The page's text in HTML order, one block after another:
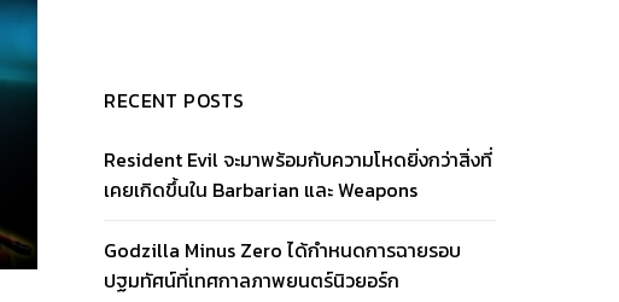
RECENT POSTS
Resident Evil จะมาพร้อมกับความโหดยิ่งกว่าสิ่งที่
เคยเกิดขึ้นใน Barbarian และ Weapons
Godzilla Minus Zero ได้กำหนดการฉายรอบ
ปฐมทัศน์ที่เทศกาลภาพยนตร์นิวยอร์ก